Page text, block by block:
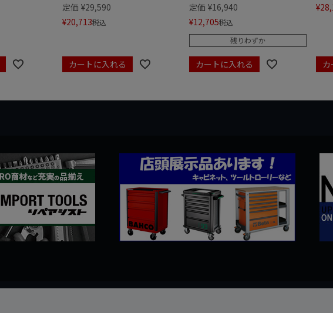
定価 ¥29,590
¥20,713税込
カートに入れる
定価 ¥16,940
¥12,705税込
残りわずか
カートに入れる
¥
カ